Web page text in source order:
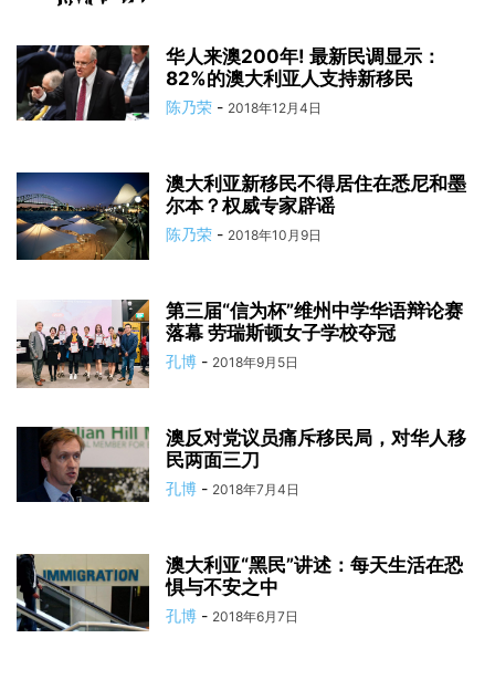
华人来澳200年! 最新民调显示：
82%的澳大利亚人支持新移民
陈乃荣 - 2018年12月4日
澳大利亚新移民不得居住在悉尼和墨
尔本？权威专家辟谣
陈乃荣 - 2018年10月9日
第三届“信为杯”维州中学华语辩论赛
落幕 劳瑞斯顿女子学校夺冠
孔博 - 2018年9月5日
澳反对党议员痛斥移民局，对华人移
民两面三刀
孔博 - 2018年7月4日
澳大利亚“黑民”讲述：每天生活在恐
惧与不安之中
孔博 - 2018年6月7日